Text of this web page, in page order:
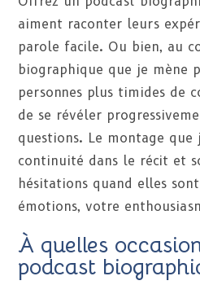
aiment raconter leurs
parole facile. Ou bien, au
biographique que je mène
personnes plus timides de
de se révéler
questions. Le montage que
continuité dans le récit et
hésitations quand elles sont
émotions, votre
À quelles
podcast